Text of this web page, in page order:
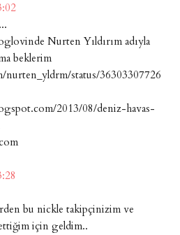
Nurten Yıldırım adıyla
beklerim
status/36303307726
2013/08/deniz-havas-
bu nickle takipçinizim ve
için geldim..